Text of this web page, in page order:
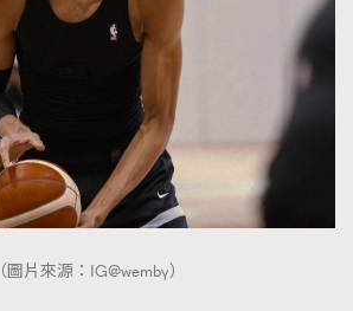
（圖片來源：IG@wemby）